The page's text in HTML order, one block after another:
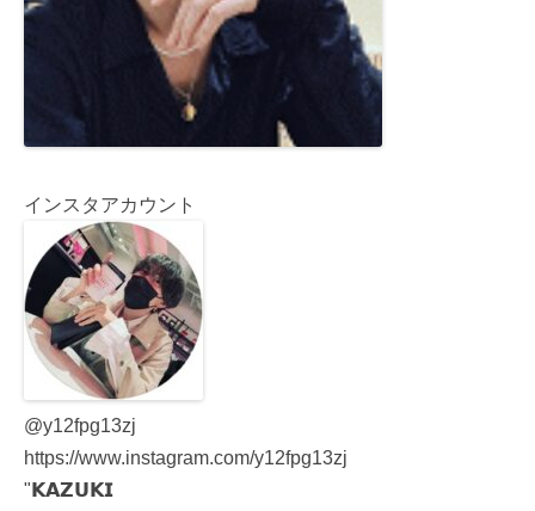
インスタアカウント
@y12fpg13zj
https://www.instagram.com/y12fpg13zj
"𝗞𝗔𝗭𝗨𝗞𝗜